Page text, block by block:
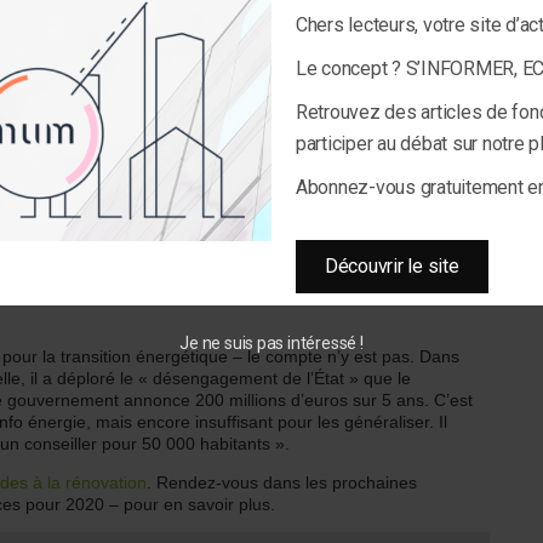
une enveloppe financée par les obligés dans le cadre des
devra être « cofinancé » par les collectivités. Ce
performance (…) il pourra couvrir jusqu’à 50% des coûts, le
le ministère.
des préfets de chaque région », et associant les acteurs
la sélection des obligés et délégataires CEE qui
la transition énergétique – le compte n’y est pas. Dans
il a déploré le « désengagement de l’État » que le
annonce 200 millions d’euros sur 5 ans. C’est
énergie, mais encore insuffisant pour les généraliser. Il
conseiller pour 50 000 habitants ».
à la rénovation . Rendez-vous dans les prochaines
pour 2020 – pour en savoir plus.
Chers lecteurs, votre site
Le concept ? S’INFORMER,
Retrouvez des articles de
participer au débat sur notre
Abonnez-vous gratuitement
Découvrir le site
Je ne suis pas intéressé !